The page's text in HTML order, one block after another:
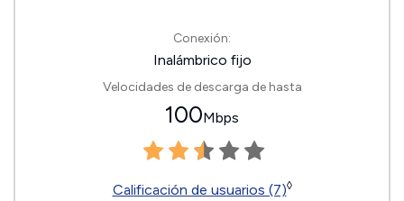
Conexión:
Inalámbrico fijo
Velocidades de descarga de hasta
100Mbps
Calificación de usuarios (7)◊